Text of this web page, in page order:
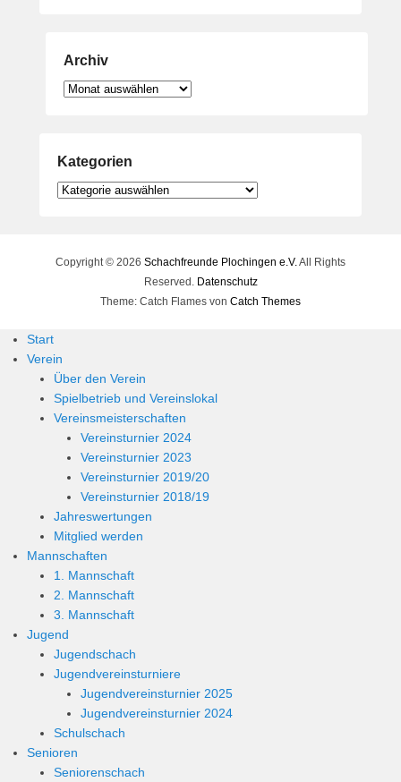
Archiv
Archiv
Kategorien
Kategorien
Copyright © 2026 Schachfreunde Plochingen e.V.All Rights
Reserved. Datenschutz
Theme: Catch Flames von Catch Themes
Start
Verein
Über den Verein
Spielbetrieb und Vereinslokal
Vereinsmeisterschaften
Vereinsturnier 2024
Vereinsturnier 2023
Vereinsturnier 2019/20
Vereinsturnier 2018/19
Jahreswertungen
Mitglied werden
Mannschaften
1. Mannschaft
2. Mannschaft
3. Mannschaft
Jugend
Jugendschach
Jugendvereinsturniere
Jugendvereinsturnier 2025
Jugendvereinsturnier 2024
Schulschach
Senioren
Seniorenschach